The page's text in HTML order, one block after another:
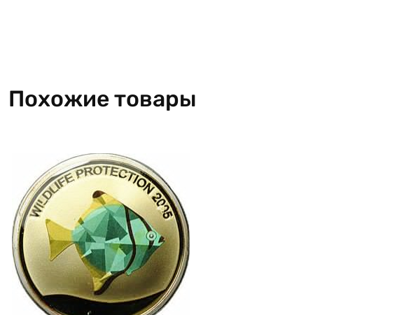
Похожие товары